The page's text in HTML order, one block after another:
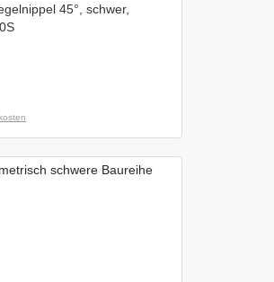
45°, schwer,